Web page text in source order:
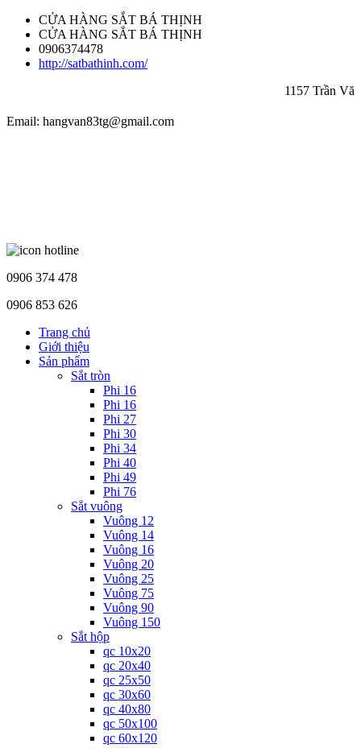
CỬA HÀNG SẮT BÁ THỊNH
CỬA HÀNG SẮT BÁ THỊNH
0906374478
http://satbathinh.com/
1157 Trần Văn
Email: hangvan83tg@gmail.com
0906 374 478
0906 853 626
Trang chủ
Giới thiệu
Sản phẩm
Sắt tròn
Phi 16
Phi 16
Phi 27
Phi 30
Phi 34
Phi 40
Phi 49
Phi 76
Sắt vuông
Vuông 12
Vuông 14
Vuông 16
Vuông 20
Vuông 25
Vuông 75
Vuông 90
Vuông 150
Sắt hộp
qc 10x20
qc 20x40
qc 25x50
qc 30x60
qc 40x80
qc 50x100
qc 60x120